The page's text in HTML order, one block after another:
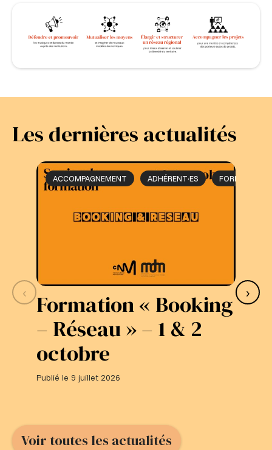
Les dernières actualités
‹
ACCOMPAGNEMENT ADHÉRENT·ES FORMATION
Formation « Booking
– Réseau » – 1 & 2
octobre
Publié le 9 juillet 2026
›
Voir toutes les actualités